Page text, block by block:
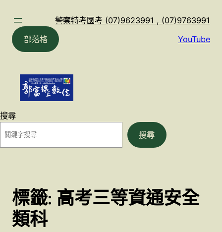
警察特考國考 (07)9623991 , (07)9763991
部落格
YouTube
搜尋
搜尋
標籤: 高考三等資通安全
類科